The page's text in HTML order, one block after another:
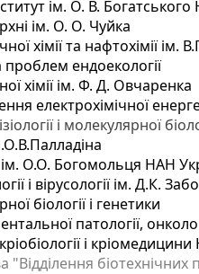
ім. О. В.
ім. О. О. Чуйка
хімії та нафтохімії ім.
проблем ендоекології
хімії ім. Ф. Д. Овчаренка
електрохімічної
і молекулярної
ім. О.О. Богомольця НАН
і вірусології ім. Д.К.
біології і генетики
патології,
і
біотехнічних